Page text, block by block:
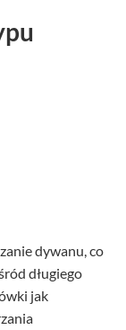
dywanu, co
długiego
jak